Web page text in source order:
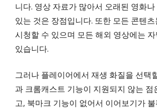
니다. 영상 자료가 많아서 오래된 영화
있는 것은 장점입니다. 또한 모든 콘텐
시청할 수 있으며 모든 해외 영상에는
있습니다.
그러나 플레이어에서 재생 화질을 선택
과 크롬캐스트 기능이 지원되지 않는 점
고, 북마크 기능이 없어서 이어보기가